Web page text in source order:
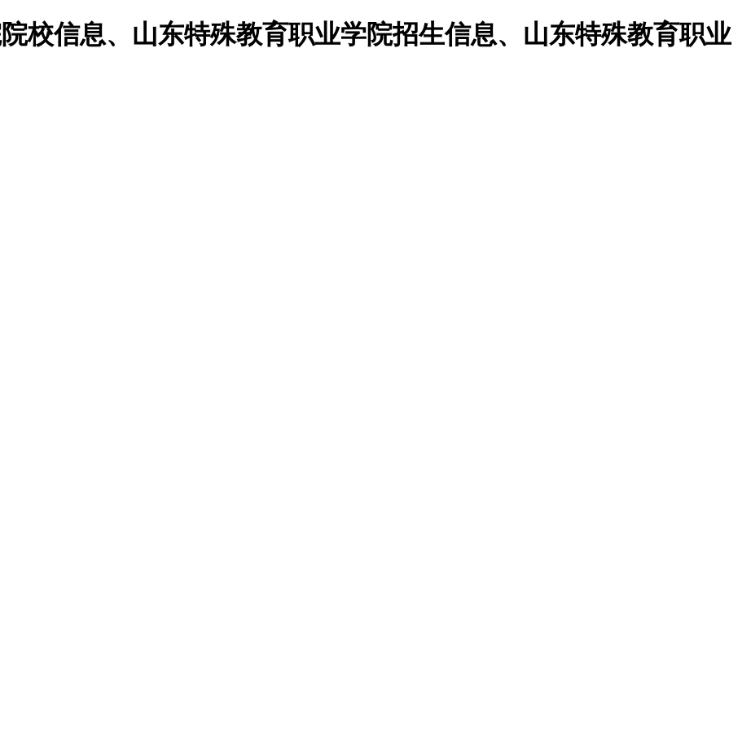
校信息、山东特殊教育职业学院招生信息、山东特殊教育职业